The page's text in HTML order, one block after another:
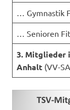
… Gymnastik
… Senioren
3. Mitglieder
Anhalt (VV-